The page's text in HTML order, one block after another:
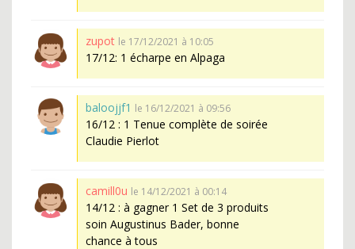
zupot le 17/12/2021 à 10:05
17/12: 1 écharpe en Alpaga
baloojjf1 le 16/12/2021 à 09:56
16/12 : 1 Tenue complète de soirée
Claudie Pierlot
camill0u le 14/12/2021 à 00:14
14/12 : à gagner 1 Set de 3 produits
soin Augustinus Bader, bonne
chance à tous